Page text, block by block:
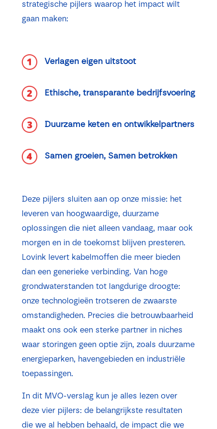
strategische pijlers waarop het impact wilt
gaan maken:
Verlagen eigen uitstoot
Ethische, transparante bedrijfsvoering
Duurzame keten en ontwikkelpartners
Samen groeien, Samen betrokken
Deze pijlers sluiten aan op onze missie: het
leveren van hoogwaardige, duurzame
oplossingen die niet alleen vandaag, maar ook
morgen en in de toekomst blijven presteren.
Lovink levert kabelmoffen die meer bieden
dan een generieke verbinding. Van hoge
grondwaterstanden tot langdurige droogte:
onze technologieën trotseren de zwaarste
omstandigheden. Precies die betrouwbaarheid
maakt ons ook een sterke partner in niches
waar storingen geen optie zijn, zoals duurzame
energieparken, havengebieden en industriële
toepassingen.
In dit MVO-verslag kun je alles lezen over
deze vier pijlers: de belangrijkste resultaten
die we al hebben behaald, de impact die we